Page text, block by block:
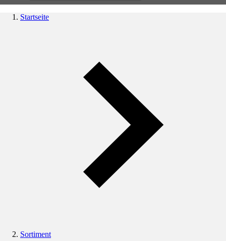
Startseite
Sortiment